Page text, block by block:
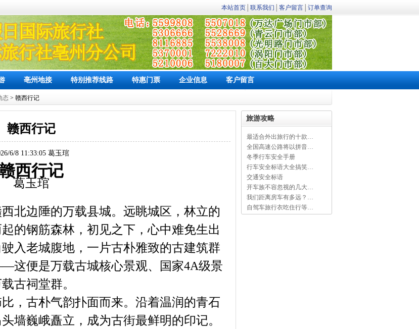
本站首页 联系我们 客户留言 订单查询
亳州地接 特别推荐线路 特惠门票 企业信息 客户留言
态 > 赣西行记
赣西行记
6/8 11:33:05 葛玉琯
西行记
葛玉琯
北边陲的万载县城。远眺城区，林立的
的钢筋森林，初见之下，心中难免生出
入老城腹地，一片古朴雅致的古建筑群
这便是万载古城核心景观、国家4A级景
古祠堂群。
，古朴气韵扑面而来。沿着温润的青石
墙巍峨矗立，成为古街最鲜明的印记。
旅游攻略
最适合外出旅行的十款…
全国高速公路将以拼音…
冬季行车安全手册
行车安全标语大全搞笑…
交通安全标语
开车族不容忽视的几大…
我们距离房车有多远？…
自驾车旅行衣吃住行等…